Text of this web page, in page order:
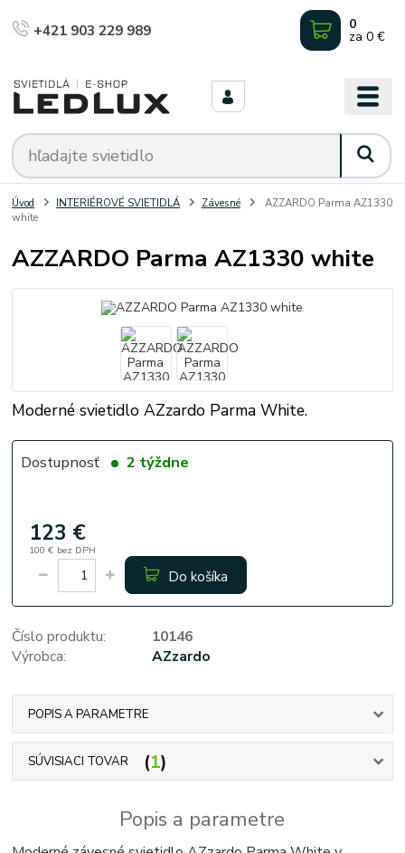
+421 903 229 989 0
za 0 €
Úvod INTERIÉROVÉ SVIETIDLÁ Závesné
AZZARDO Parma AZ1330
white
AZZARDO Parma AZ1330 white
Moderné svietidlo AZzardo Parma White.
Dostupnosť 2 týždne
123 €
100 € bez DPH
Do košíka
Číslo produktu:
10146
Výrobca:
AZzardo
POPIS A PARAMETRE
SÚVISIACI TOVAR 1
Popis a parametre